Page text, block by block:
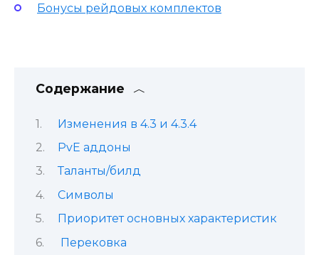
Бонусы рейдовых комплектов
Содержание
Изменения в 4.3 и 4.3.4
PvE аддоны
Таланты/билд
Символы
Приоритет основных характеристик
Перековка